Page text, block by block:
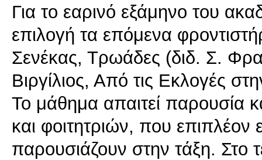
Για το εαρινό εξάμηνο του
επιλογή τα επόμενα
Σενέκας, Τρωάδες (διδ. Σ.
Βιργίλιος, Από τις Εκλογές
Το μάθημα απαιτεί παρουσία
και φοιτητριών, που
παρουσιάζουν στην τάξη. Στο